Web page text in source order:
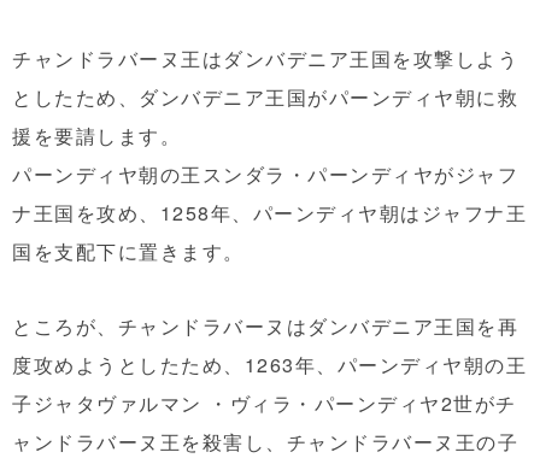
チャンドラバーヌ王はダンバデニア王国を攻撃しよう
としたため、ダンバデニア王国がパーンディヤ朝に救
援を要請します。
パーンディヤ朝の王スンダラ・パーンディヤがジャフ
ナ王国を攻め、1258年、パーンディヤ朝はジャフナ王
国を支配下に置きます。
ところが、チャンドラバーヌはダンバデニア王国を再
度攻めようとしたため、1263年、パーンディヤ朝の王
子ジャタヴァルマン ・ヴィラ・パーンディヤ2世がチ
ャンドラバーヌ王を殺害し、チャンドラバーヌ王の子